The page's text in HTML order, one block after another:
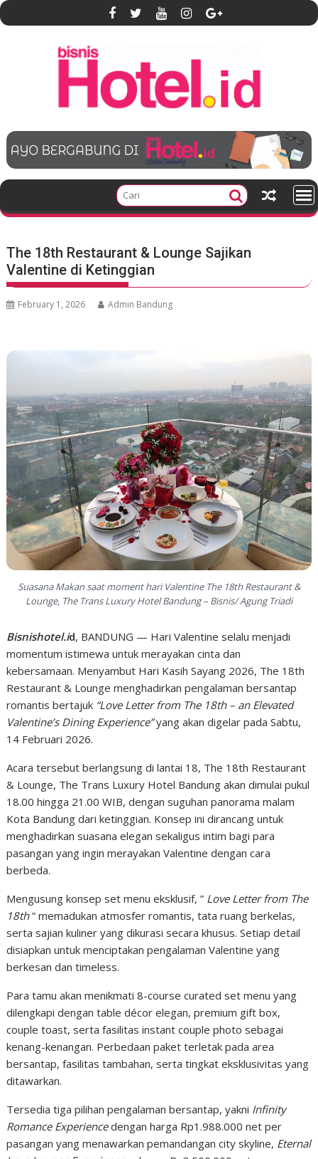
S
k
e
t
The 18th Restaurant & Lounge Sajikan
Valentine di Ketinggian
February 1, 2026 Admin Bandung
Suasana Makan saat moment hari Valentine The 18th Restaurant &
Lounge, The Trans Luxury Hotel Bandung – Bisnis/ Agung Triadi
Bisnishotel.id, BANDUNG — Hari Valentine selalu menjadi
momentum istimewa untuk merayakan cinta dan
kebersamaan. Menyambut Hari Kasih Sayang 2026, The 18th
Restaurant & Lounge menghadirkan pengalaman bersantap
romantis bertajuk “Love Letter from The 18th – an Elevated
Valentine’s Dining Experience”yang akan digelar pada Sabtu,
14 Februari 2026.
Acara tersebut berlangsung di lantai 18, The 18th Restaurant
& Lounge, The Trans Luxury Hotel Bandung akan dimulai pukul
18.00 hingga 21.00 WIB, dengan suguhan panorama malam
Kota Bandung dari ketinggian. Konsep ini dirancang untuk
menghadirkan suasana elegan sekaligus intim bagi para
pasangan yang ingin merayakan Valentine dengan cara
berbeda.
Mengusung konsep set menu eksklusif, ” Love Letter from The
18th” memadukan atmosfer romantis, tata ruang berkelas,
serta sajian kuliner yang dikurasi secara khusus. Setiap detail
disiapkan untuk menciptakan pengalaman Valentine yang
berkesan dan timeless.
Para tamu akan menikmati 8-course curated set menu yang
dilengkapi dengan table décor elegan, premium gift box,
couple toast, serta fasilitas instant couple photo sebagai
kenang-kenangan. Perbedaan paket terletak pada area
bersantap, fasilitas tambahan, serta tingkat eksklusivitas yang
ditawarkan.
Tersedia tiga pilihan pengalaman bersantap, yakni Infinity
Romance Experiencedengan harga Rp1.988.000 net per
pasangan yang menawarkan pemandangan city skyline, Eternal